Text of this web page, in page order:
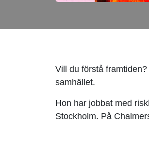
Vill du förstå
samhället.
Hon har jobbat med
Stockholm. På